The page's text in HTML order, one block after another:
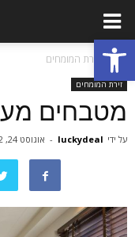
פתח סרגל נגישות
בית זירת המומחים
זירת המומחים
מטבחים
על ידי luckydeal
- אוגוסט 24, 2022